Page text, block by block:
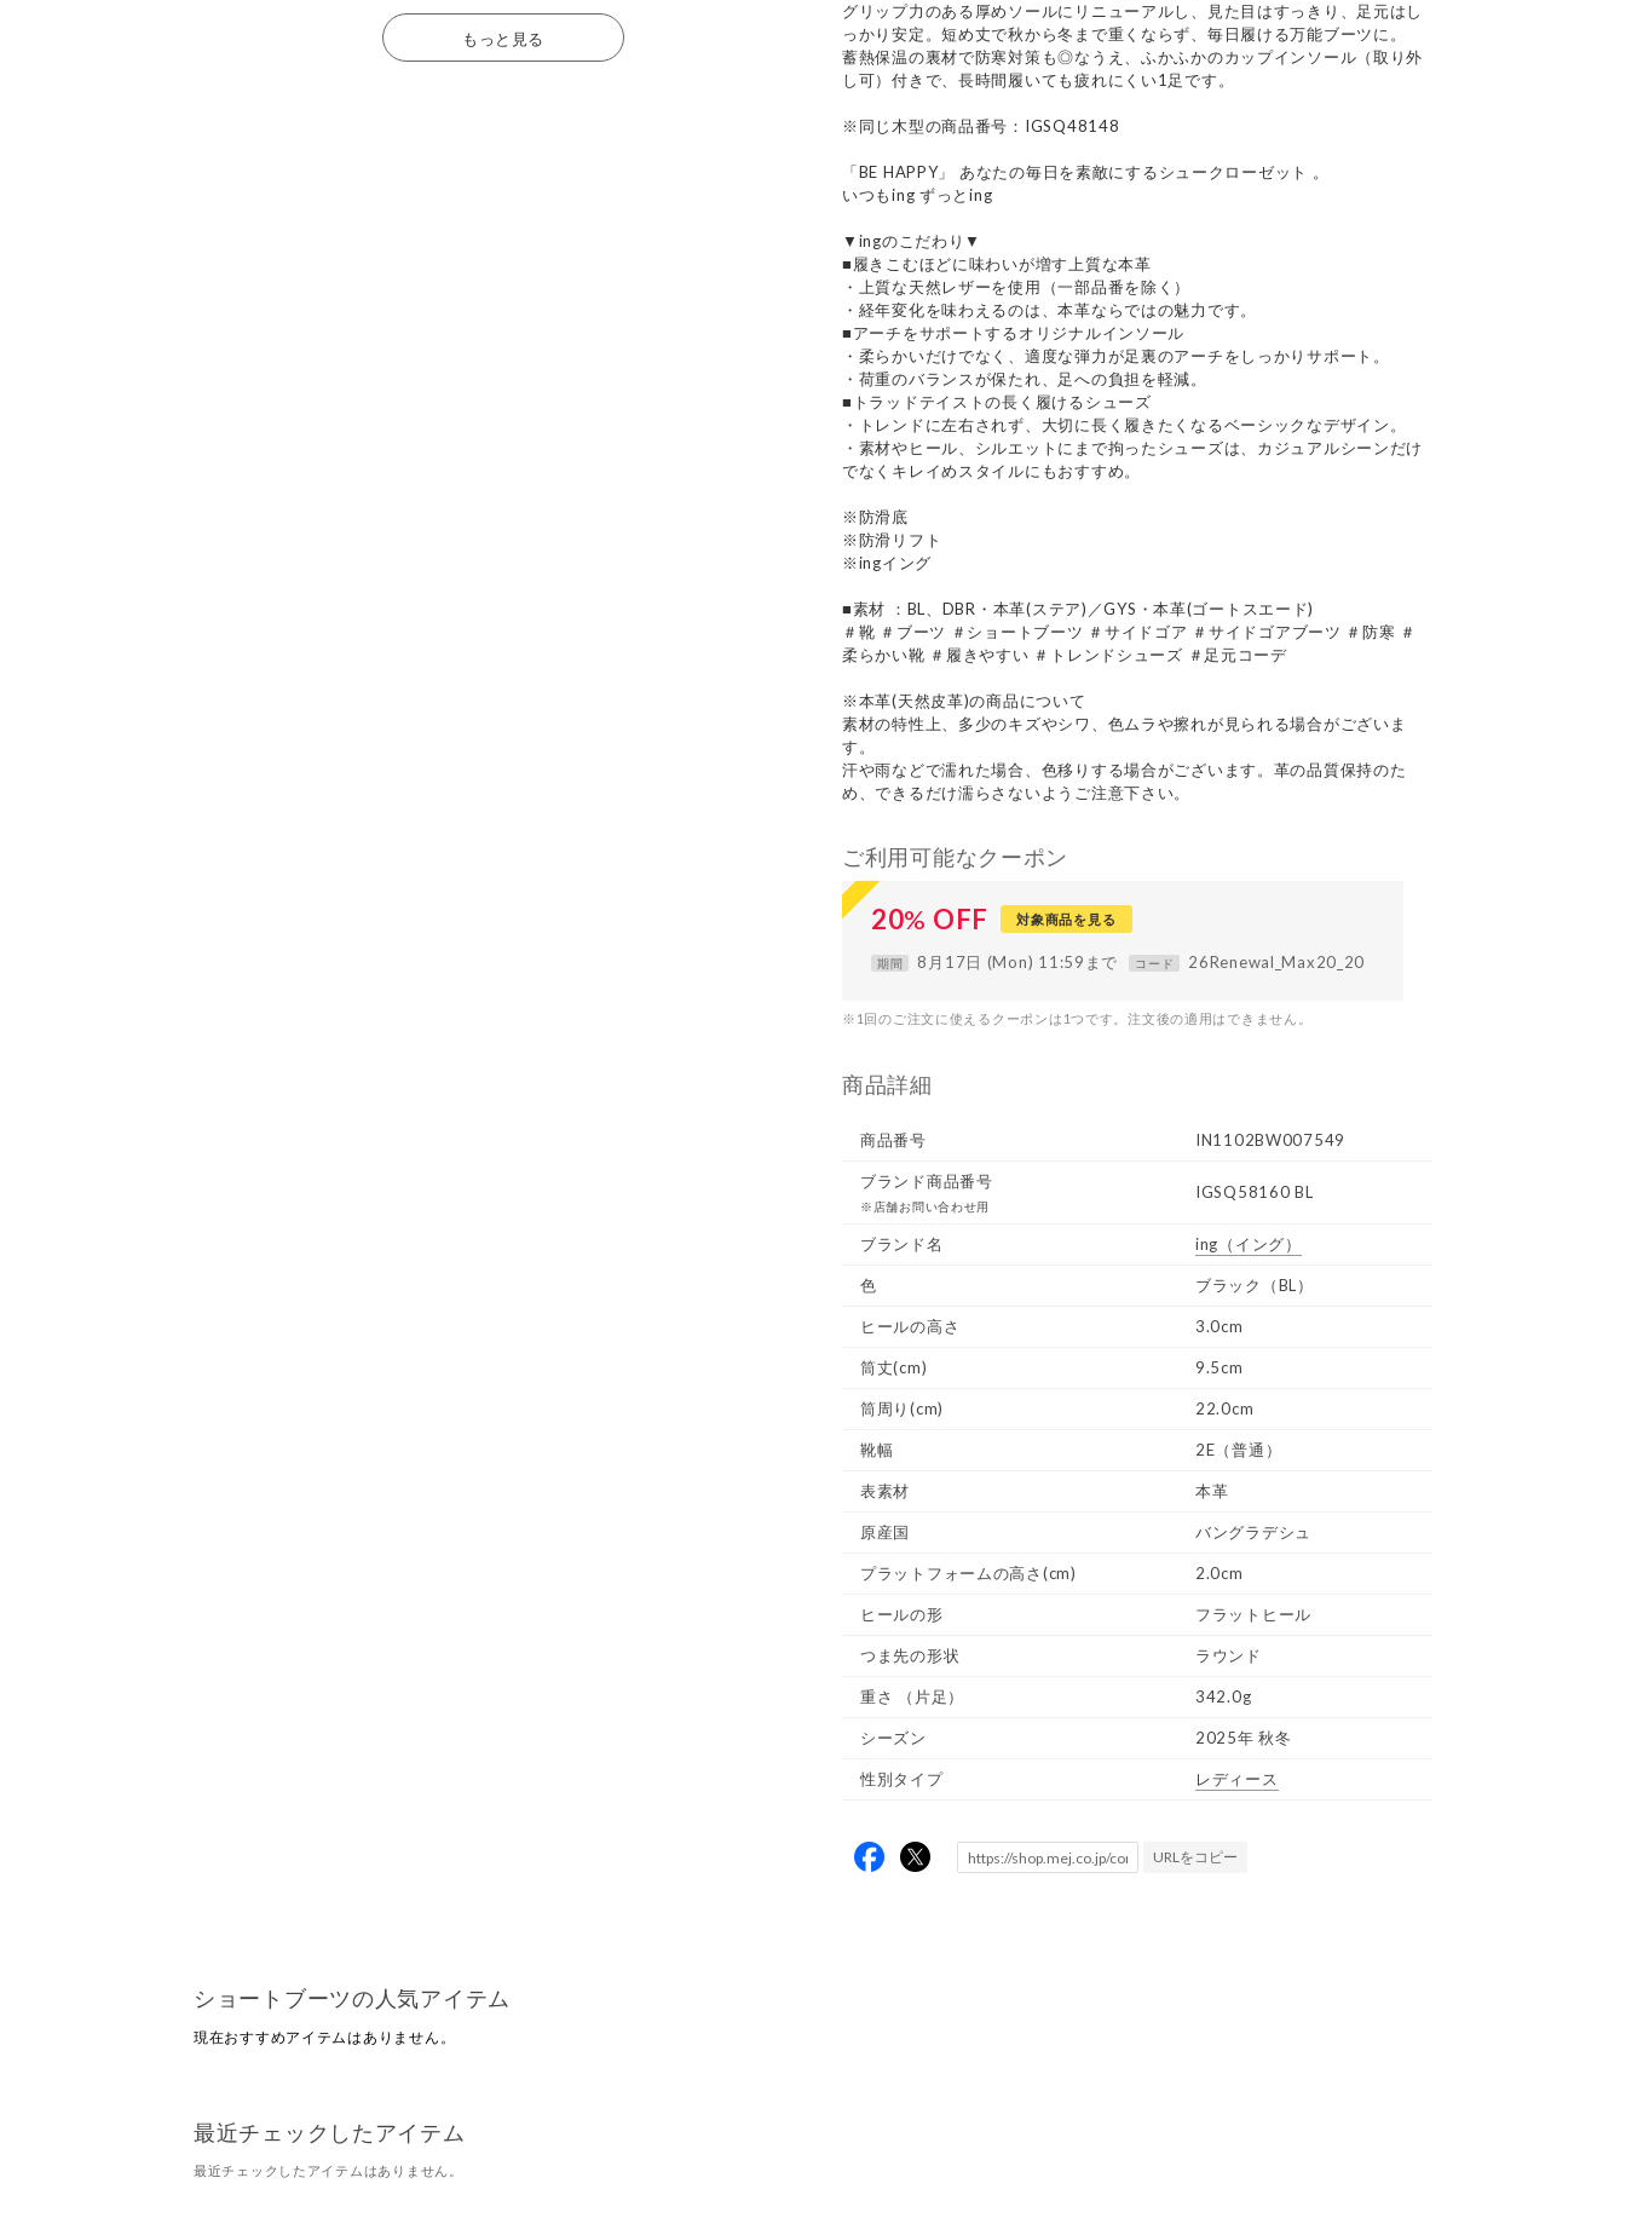
もっと見る
グリップ力のある厚めソールにリニューアルし、見た目はすっきり、足元はし
っかり安定。短め丈で秋から冬まで重くならず、毎日履ける万能ブーツに。
蓄熱保温の裏材で防寒対策も◎なうえ、ふかふかのカップインソール（取り外
し可）付きで、長時間履いても疲れにくい1足です。
※同じ木型の商品番号：IGSQ48148
「BE HAPPY」 あなたの毎日を素敵にするシュークローゼット 。
いつもing ずっとing
▼ingのこだわり▼
■履きこむほどに味わいが増す上質な本革
・上質な天然レザーを使用（一部品番を除く）
・経年変化を味わえるのは、本革ならではの魅力です。
■アーチをサポートするオリジナルインソール
・柔らかいだけでなく、適度な弾力が足裏のアーチをしっかりサポート。
・荷重のバランスが保たれ、足への負担を軽減。
■トラッドテイストの長く履けるシューズ
・トレンドに左右されず、大切に長く履きたくなるベーシックなデザイン。
・素材やヒール、シルエットにまで拘ったシューズは、カジュアルシーンだけ
でなくキレイめスタイルにもおすすめ。
※防滑底
※防滑リフト
※ingイング
■素材 ：BL、DBR・本革(ステア)／GYS・本革(ゴートスエード)
＃靴 ＃ブーツ ＃ショートブーツ ＃サイドゴア ＃サイドゴアブーツ ＃防寒 ＃
柔らかい靴 ＃履きやすい ＃トレンドシューズ ＃足元コーデ
※本革(天然皮革)の商品について
素材の特性上、多少のキズやシワ、色ムラや擦れが見られる場合がございま
す。
汗や雨などで濡れた場合、色移りする場合がございます。革の品質保持のた
め、できるだけ濡らさないようご注意下さい。
ご利用可能なクーポン
20% OFF 対象商品を見る
期間 8月17日 (Mon) 11:59まで コード 26Renewal_Max20_20
※1回のご注文に使えるクーポンは1つです。注文後の適用はできません。
商品詳細
商品番号 IN1102BW007549
ブランド商品番号
※店舗お問い合わせ用
IGSQ58160 BL
ブランド名 ing （イング）
色 ブラック（BL）
ヒールの高さ 3.0cm
筒丈(cm) 9.5cm
筒周り(cm) 22.0cm
靴幅 2E（普通）
表素材 本革
原産国 バングラデシュ
プラットフォームの高さ(cm) 2.0cm
ヒールの形 フラットヒール
つま先の形状 ラウンド
重さ （片足） 342.0g
シーズン 2025年 秋冬
性別タイプ レディース
URLをコピー
ショートブーツの人気アイテム
現在おすすめアイテムはありません。
最近チェックしたアイテム
最近チェックしたアイテムはありません。